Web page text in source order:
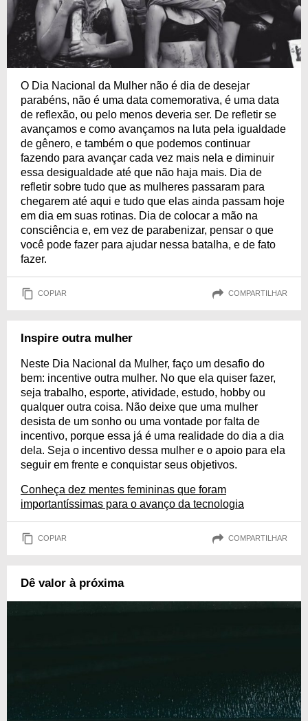
O Dia Nacional da Mulher não é dia de desejar
parabéns, não é uma data comemorativa, é uma data
de reflexão, ou pelo menos deveria ser. De refletir se
avançamos e como avançamos na luta pela igualdade
de gênero, e também o que podemos continuar
fazendo para avançar cada vez mais nela e diminuir
essa desigualdade até que não haja mais. Dia de
refletir sobre tudo que as mulheres passaram para
chegarem até aqui e tudo que elas ainda passam hoje
em dia em suas rotinas. Dia de colocar a mão na
consciência e, em vez de parabenizar, pensar o que
você pode fazer para ajudar nessa batalha, e de fato
fazer.
COPIAR COMPARTILHAR
Inspire outra mulher
Neste Dia Nacional da Mulher, faço um desafio do
bem: incentive outra mulher. No que ela quiser fazer,
seja trabalho, esporte, atividade, estudo, hobby ou
qualquer outra coisa. Não deixe que uma mulher
desista de um sonho ou uma vontade por falta de
incentivo, porque essa já é uma realidade do dia a dia
dela. Seja o incentivo dessa mulher e o apoio para ela
seguir em frente e conquistar seus objetivos.
Conheça dez mentes femininas que foram
importantíssimas para o avanço da tecnologia
COPIAR COMPARTILHAR
Dê valor à próxima